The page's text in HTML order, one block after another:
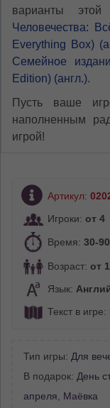
варианты
Человечества:
Everything Box)
Семейное
Edition) (англ.).
Пусть ваше
наполненным
игрой!
Артикул:
Игроки: от 4
Время: 30-
Возраст: от
Язык:
Текст в игре:
Тип игры: Для
В подарок: День
апреля
Маёвка